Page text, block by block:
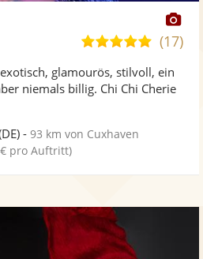
4,8
5
(17)
glamourös, stilvoll, ein
niemals billig. Chi Chi Cherie
-93 km von Cuxhaven
pro Auftritt)